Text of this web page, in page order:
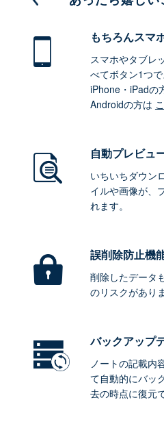
もちろんスマ
スマホやタブレ
べてボタン1つで
iPhone・iPadの
Androidの方は
自動プレビュ
いちいちダウン
イルや画像が、
れます。
誤削除防止機
削除したデータ
のリスクがあり
バックアップ
ノートの記載内
て自動的にバッ
去の時点に復元